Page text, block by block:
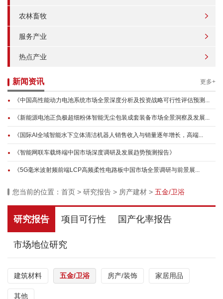
农林畜牧
服务产业
热点产业
新闻资讯 更多+
《中国高性能动力电池系统市场全景深度分析及投资战略可行性评估预测...
《新能源电池正负极超细粉体智能无尘包装成套装备市场全景洞察及发展...
《国际AI全域智能水下立体清洁机器人销售收入与销量逐年增长，高端...
《智能网联车载终端中国市场深度调研及发展趋势预测报告》
《5G毫米波射频前端LCP高频柔性电路板中国市场全景调研与前景展...
您当前的位置： 首页 > 研究报告 > 房产建材 > 五金/卫浴
研究报告 项目可行性 国产化率报告
市场地位研究
建筑材料 五金/卫浴 房产/装饰 家居用品
其他